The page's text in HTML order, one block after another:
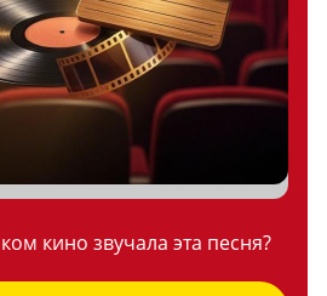
кино звучала эта песня?